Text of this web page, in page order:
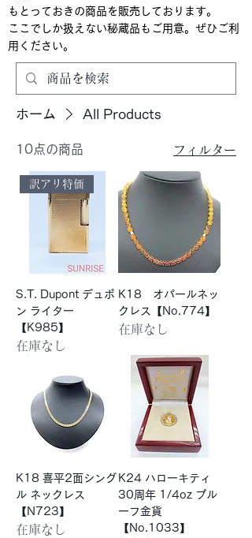
もとっておきの商品を販売しております。
​ここでしか扱えない秘蔵品もご用意。ぜひご利
用ください。
ホーム All Products
10点の商品 フィルター
訳アリ特価
S.T. Dupont デュポ
ン ライター
【K985】
在庫なし
K18 オパールネッ
クレス【No.774】
在庫なし
K18 喜平2面シング
ル ネックレス
【N723】
在庫なし
K24 ハローキティ
30周年 1/4oz プル
ーフ金貨
【No.1033】